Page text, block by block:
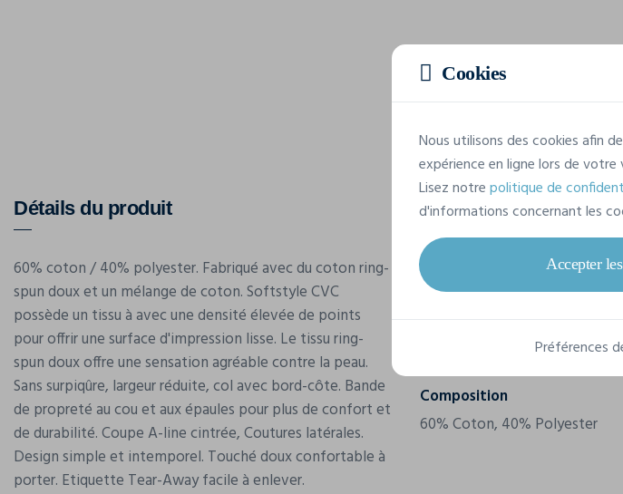
Détails du produit
60% coton / 40% polyester. Fabriqué avec du coton ring-
spun doux et un mélange de coton. Softstyle CVC
possède un tissu à avec une densité élevée de points
pour offrir une surface d'impression lisse. Le tissu ring-
spun doux offre une sensation agréable contre la peau.
Sans surpiqûre, largeur réduite, col avec bord-côte. Bande
de propreté au cou et aux épaules pour plus de confort et
de durabilité. Coupe A-line cintrée, Coutures latérales.
Design simple et intemporel. Touché doux confortable à
porter. Etiquette Tear-Away facile à enlever.
Caractéristiques
Marque
Composition
60% Coton, 40% Polyester
Cookies
Nous utilisons des cookies afin
expérience en ligne lors de
Lisez notrepolitique de
d'informations concernant les
Accepter
Préférences